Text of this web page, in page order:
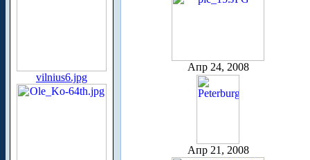
vilnius6.jpg
Апр 24, 2008
Апр 21, 2008